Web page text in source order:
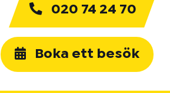
020 74 24 70
Boka ett besök